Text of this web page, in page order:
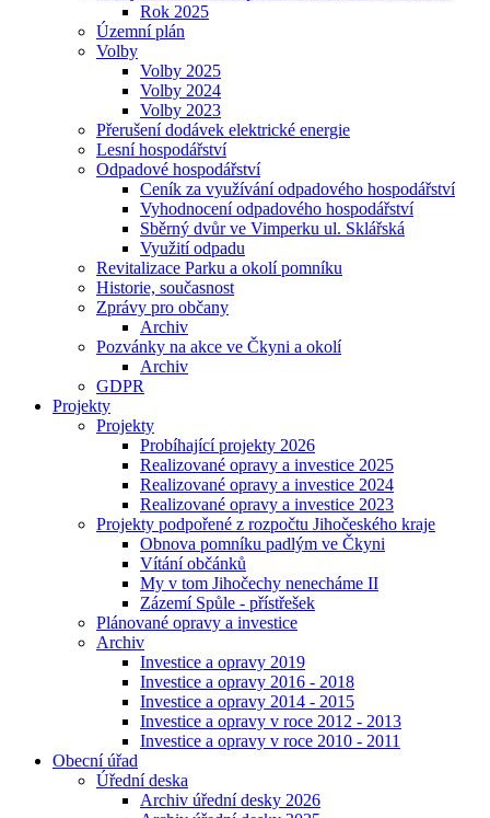
Rok 2025
Územní plán
Volby
Volby 2025
Volby 2024
Volby 2023
Přerušení dodávek elektrické energie
Lesní hospodářství
Odpadové hospodářství
Ceník za využívání odpadového hospodářství
Vyhodnocení odpadového hospodářství
Sběrný dvůr ve Vimperku ul. Sklářská
Využití odpadu
Revitalizace Parku a okolí pomníku
Historie, současnost
Zprávy pro občany
Archiv
Pozvánky na akce ve Čkyni a okolí
Archiv
GDPR
Projekty
Projekty
Probíhající projekty 2026
Realizované opravy a investice 2025
Realizované opravy a investice 2024
Realizované opravy a investice 2023
Projekty podpořené z rozpočtu Jihočeského kraje
Obnova pomníku padlým ve Čkyni
Vítání občánků
My v tom Jihočechy nenecháme II
Zázemí Spůle - přístřešek
Plánované opravy a investice
Archiv
Investice a opravy 2019
Investice a opravy 2016 - 2018
Investice a opravy 2014 - 2015
Investice a opravy v roce 2012 - 2013
Investice a opravy v roce 2010 - 2011
Obecní úřad
Úřední deska
Archiv úřední desky 2026